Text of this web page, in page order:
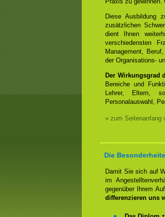
Diese Ausbildung
zusätzlichen
dient Ihnen
verschiedensten
Management,
der Organisations-
Der Wirkungsgrad
Bereiche und
Lehrer, Eltern,
Personalauswahl,
» zum Seitenanfang
Die
Damit Sie sich auf
im
gegenüber Ihrem
differenzieren uns